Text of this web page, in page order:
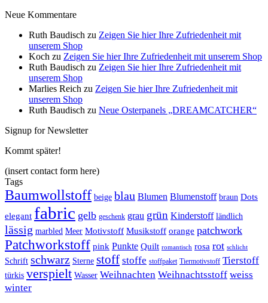
Shop
Neue Kommentare
Ruth Baudisch zu Zeigen Sie hier Ihre Zufriedenheit mit
unserem Shop
Koch zu Zeigen Sie hier Ihre Zufriedenheit mit unserem Shop
Ruth Baudisch zu Zeigen Sie hier Ihre Zufriedenheit mit
unserem Shop
Marlies Reich zu Zeigen Sie hier Ihre Zufriedenheit mit
unserem Shop
Ruth Baudisch zu Neue Osterpanels „DREAMCATCHER“
Signup for Newsletter
Kommt später!
(insert contact form here)
Tags
Baumwollstoff beige blau Blumen Blumenstoff braun Dots
elegant fabric gelb geschenk grau grün Kinderstoff ländlich
lässig marbled Meer Motivstoff Musikstoff orange patchwork
Patchworkstoff pink Punkte Quilt romantisch rosa rot schlicht
Schrift schwarz Sterne stoff stoffe stoffpaket Tiermotivstoff Tierstoff
türkis verspielt Wasser Weihnachten Weihnachtsstoff weiss
winter